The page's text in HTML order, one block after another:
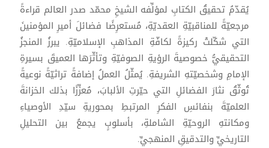
يُقدّمُ تحقيقُ الكتابِ لمؤلِّفه الشيخِ محمّد صدر العالم قراءةً
مرجعيّةً للمناقبيّةِ العقديّةِ، مُستعرِضًا فضائلَ أميرِ المؤمنينَ
التي شكّلتْ ركيزةً لكافّةِ المذاهبِ الإسلاميّةِ. يبرزُ المنجزُ
التحقيقيُّ خصوصيةَ الرؤيةِ الصوفيّةِ وتأثّرَها العميقَ بسيرةِ
الإمامِ وشخصيّتهِ الشريفةِ. يُمثّلُ العملُ إضافةً تراثيّةً نوعيةً
تُوثّقُ نثارَ الفضائلِ التي حيّرتِ الألبابَ، مُعزِّزًا بذلك الخزانةَ
العلميّةَ بنفائسِ الفكرِ المرتبطِ بمحوريةِ سيّدِ الأوصياءِ
ومكانتهِ الروحيّةِ الشاملةِ، بأسلوبٍ يجمعُ بين التحليلِ
التاريخيِّ والتدقيقِ المنهجيِّ.